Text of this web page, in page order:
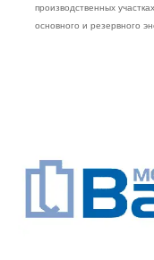
производственных
основного и резервного